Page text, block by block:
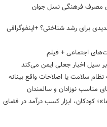
مصرف فرهنگی نسل جوان
برای رشد شناختی؟ +اینفوگرافی
اجتماعی + فیلم
سیل اخبار جعلی ایمن می‌کند
سلامت یا اصلاحات واقع بینانه
مناسب نوزادان و سالمندان
کودکان، ابزار کسب درآمد در فضای